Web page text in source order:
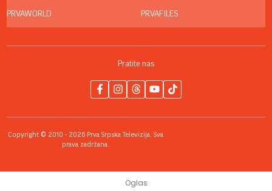
PRVAWORLD PRVAFILES
Pratite nas
Copyright © 2010 - 2026 Prva Srpska Televizija. Sva
prava zadržana.